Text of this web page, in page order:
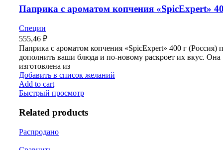
Паприка с ароматом копчения «SpicExpert»
Специи
555,46 ₽
Паприка с ароматом копчения «SpicExpert» 400 г (Россия)
дополнить ваши блюда и по-новому раскроет их вкус. Она
изготовлена из
Добавить в список желаний
Add to cart
Быстрый просмотр
Related products
Распродано